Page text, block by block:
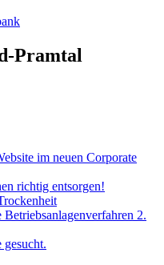
Pramtal
im neuen Corporate
richtig entsorgen!
2.